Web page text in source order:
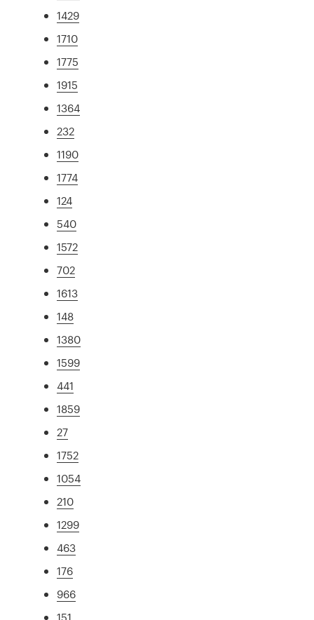
1429
1710
1775
1915
1364
232
1190
1774
124
540
1572
702
1613
148
1380
1599
441
1859
27
1752
1054
210
1299
463
176
966
151